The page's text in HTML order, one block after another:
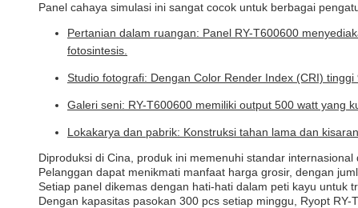
Panel cahaya simulasi ini sangat cocok untuk berbagai
Pertanian dalam ruangan: Panel RY-T600600
fotosintesis.
Studio fotografi: Dengan Color Render Index (CRI)
Galeri seni: RY-T600600 memiliki output 500 watt yang
Lokakarya dan pabrik: Konstruksi tahan lama dan
Diproduksi di Cina, produk ini memenuhi standar
Pelanggan dapat menikmati manfaat harga grosir, dengan
Setiap panel dikemas dengan hati-hati dalam peti kayu untuk
Dengan kapasitas pasokan 300 pcs setiap minggu, Ryopt